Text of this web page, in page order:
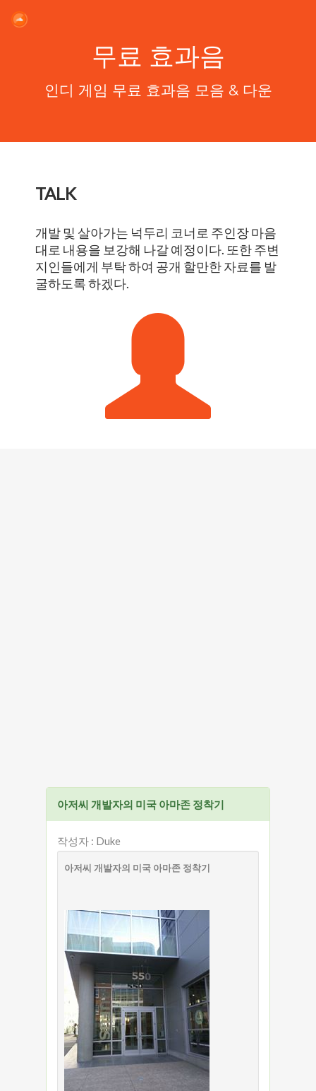
무료 효과음
인디 게임 무료 효과음 모음 & 다운
TALK
개발 및 살아가는 넉두리 코너로 주인장 마음
대로 내용을 보강해 나갈 예정이다. 또한 주변
지인들에게 부탁 하여 공개 할만한 자료를 발
굴하도록 하겠다.
아저씨 개발자의 미국 아마존 정착기
작성자 : Duke
아저씨 개발자의 미국 아마존 정착기